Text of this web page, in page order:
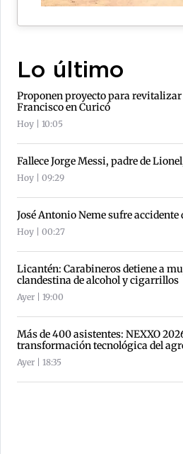
Lo último
Proponen proyecto para
Francisco en Curicó
Hoy | 10:05
Fallece Jorge Messi, padre de
Hoy | 09:29
José Antonio Neme sufre accidente
Hoy | 00:27
Licantén: Carabineros detiene a
clandestina de alcohol y cigarrillos
Ayer | 19:00
Más de 400 asistentes: NEXXO
transformación tecnológica del
Ayer | 18:35